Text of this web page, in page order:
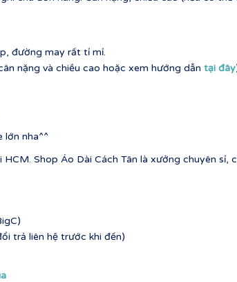
đường may rất tỉ mỉ.
nặng và chiều cao hoặc xem hướng dẫn tại đây
lớn nha^^
Shop Áo Dài Cách Tân là xưởng chuyên sỉ,
trả liên hệ trước khi đến)